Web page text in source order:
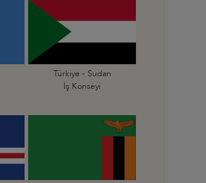
Türkiye - Sudan
İş Konseyi